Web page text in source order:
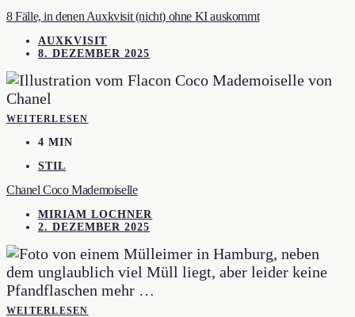
8 Fälle, in denen Auxkvisit (nicht) ohne KI auskommt
AUXKVISIT
8. DEZEMBER 2025
WEITERLESEN
4 MIN
STIL
Chanel Coco Mademoiselle
MIRIAM LOCHNER
2. DEZEMBER 2025
WEITERLESEN